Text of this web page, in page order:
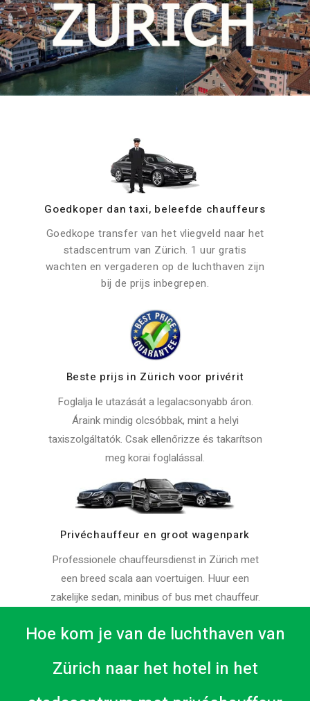
Goedkoper dan taxi, beleefde chauffeurs
Goedkope transfer van het vliegveld naar het
stadscentrum van Zürich. 1 uur gratis
wachten en vergaderen op de luchthaven zijn
bij de prijs inbegrepen.
Beste prijs in Zürich voor privérit
Foglalja le utazását a legalacsonyabb áron.
Áraink mindig olcsóbbak, mint a helyi
taxiszolgáltatók. Csak ellenőrizze és takarítson
meg korai foglalással.
Privéchauffeur en groot wagenpark
Professionele chauffeursdienst in Zürich met
een breed scala aan voertuigen. Huur een
zakelijke sedan, minibus of bus met chauffeur.
Hoe kom je van de luchthaven van
Zürich naar het hotel in het